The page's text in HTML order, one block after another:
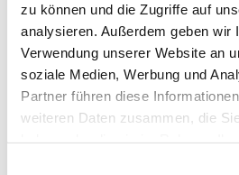
zu können und die Zugriffe auf
analysieren. Außerdem geben wir
Verwendung unserer Website an
soziale Medien, Werbung und
Partner führen diese
weiteren Daten zusammen, die